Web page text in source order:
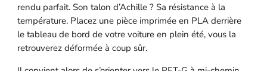
rendu parfait. Son talon d’Achille ? Sa résistance à la
température. Placez une pièce imprimée en PLA derrière
le tableau de bord de votre voiture en plein été, vous la
retrouverez déformée à coup sûr.